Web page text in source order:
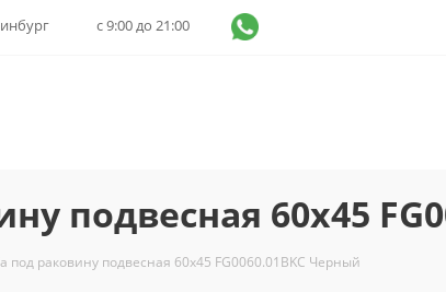
с 9:00 до 21:00
подвесная 60х45
под раковину подвесная 60х45 FG0060.01BKC Черный